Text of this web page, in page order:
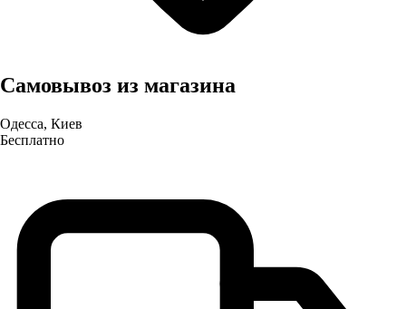
Самовывоз из магазина
Одесса, Киев
Бесплатно